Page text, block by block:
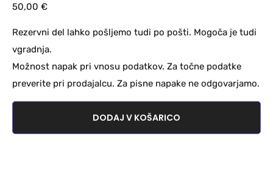
50,00 €
Rezervni del lahko pošljemo tudi po pošti. Mogoča je tudi
vgradnja.
Možnost napak pri vnosu podatkov. Za točne podatke
preverite pri prodajalcu. Za pisne napake ne odgovarjamo.
DODAJ V KOŠARICO